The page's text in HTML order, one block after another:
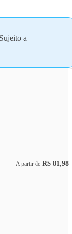
a
A partir de R$ 81,98